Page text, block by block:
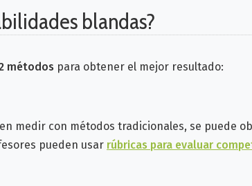
blandas?
métodos para obtener el mejor resultado:
medir con métodos tradicionales, se puede
pueden usar rúbricas para evaluar